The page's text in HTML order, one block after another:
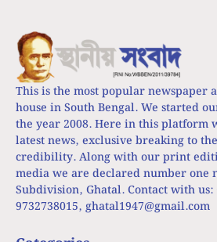
This is the most popular newspaper
house in South Bengal. We started
the year 2008. Here in this platform
latest news, exclusive breaking to
credibility. Along with our print
media we are declared number one
Subdivision, Ghatal. Contact with us:
9732738015, ghatal1947@gmail.com